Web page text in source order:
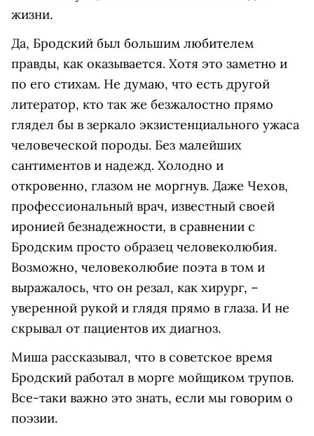
жизни.
Да, Бродский был большим любителем
правды, как оказывается. Хотя это заметно и
по его стихам. Не думаю, что есть другой
литератор, кто так же безжалостно прямо
глядел бы в зеркало экзистенциального ужаса
человеческой породы. Без малейших
сантиментов и надежд. Холодно и
откровенно, глазом не моргнув. Даже Чехов,
профессиональный врач, известный своей
иронией безнадежности, в сравнении с
Бродским просто образец человеколюбия.
Возможно, человеколюбие поэта в том и
выражалось, что он резал, как хирург, –
уверенной рукой и глядя прямо в глаза. И не
скрывал от пациентов их диагноз.
Миша рассказывал, что в советское время
Бродский работал в морге мойщиком трупов.
Все-таки важно это знать, если мы говорим о
поэзии.